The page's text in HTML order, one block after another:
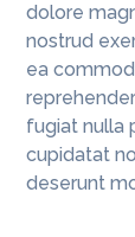
dolore
nostrud
ea
fugiat nulla
cupidatat
deserunt